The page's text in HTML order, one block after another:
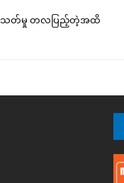
လူသတ်မှု တလပြည့်တဲ့အထိ